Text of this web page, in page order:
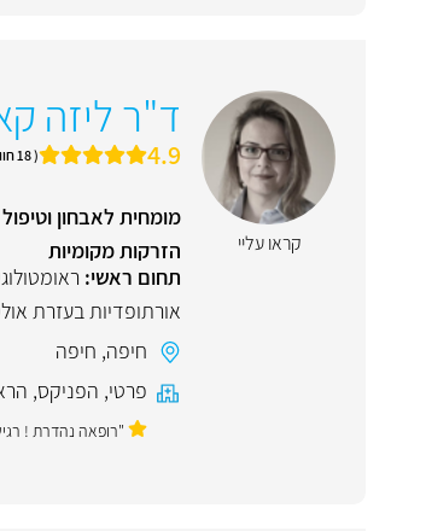
קראו עליי
ד"ר ליזה
4.9 ( 18 חוות דעת )
מומחית לאבחון
הזרקות מקומיות
תחום ראשי:
אורתופדיות בעזרת
חיפה, חיפה
פרטי, הפניקס,
"רופאה נהדרת !